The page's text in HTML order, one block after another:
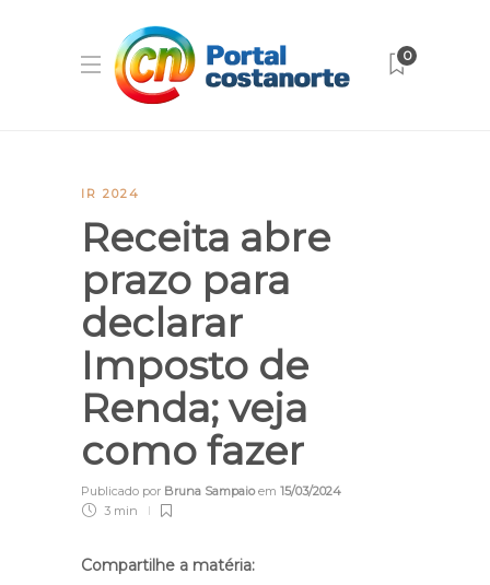
0
IR 2024
Receita abre
prazo para
declarar
Imposto de
Renda; veja
como fazer
Publicado por Bruna Sampaioem 15/03/2024
3 min
Compartilhe a matéria: